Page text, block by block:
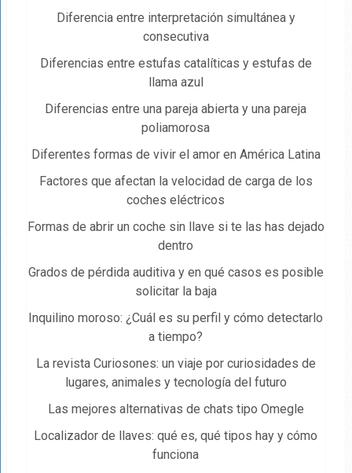
Diferencia entre interpretación simultánea y
consecutiva
Diferencias entre estufas catalíticas y estufas de
llama azul
Diferencias entre una pareja abierta y una pareja
poliamorosa
Diferentes formas de vivir el amor en América Latina
Factores que afectan la velocidad de carga de los
coches eléctricos
Formas de abrir un coche sin llave si te las has dejado
dentro
Grados de pérdida auditiva y en qué casos es posible
solicitar la baja
Inquilino moroso: ¿Cuál es su perfil y cómo detectarlo
a tiempo?
La revista Curiosones: un viaje por curiosidades de
lugares, animales y tecnología del futuro
Las mejores alternativas de chats tipo Omegle
Localizador de llaves: qué es, qué tipos hay y cómo
funciona